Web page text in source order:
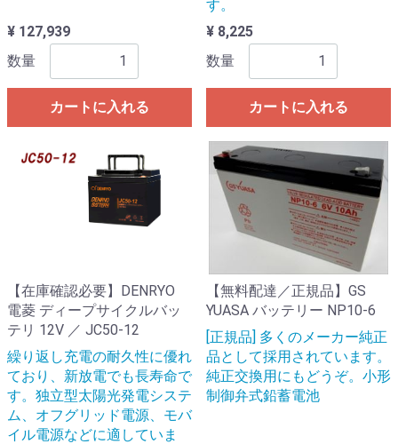
¥ 127,939
数量
カートに入れる
す。
¥ 8,225
数量
カートに入れる
【在庫確認必要】DENRYO
電菱 ディープサイクルバッ
テリ 12V ／ JC50-12
繰り返し充電の耐久性に優れ
ており、新放電でも長寿命で
す。独立型太陽光発電システ
ム、オフグリッド電源、モバ
イル電源などに適していま
【無料配達／正規品】GS
YUASA バッテリー NP10-6
[正規品] 多くのメーカー純正
品として採用されています。
純正交換用にもどうぞ。小形
制御弁式鉛蓄電池